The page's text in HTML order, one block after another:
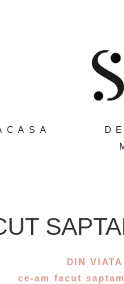
DIN VIATA
ce-am facut